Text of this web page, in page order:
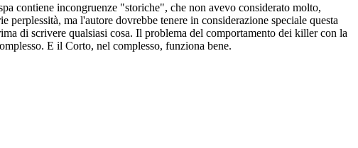
contiene incongruenze "storiche", che non avevo considerato molto,
ma l'autore dovrebbe tenere in considerazione speciale questa
di scrivere qualsiasi cosa. Il problema del comportamento dei killer con la
E il Corto, nel complesso, funziona bene.